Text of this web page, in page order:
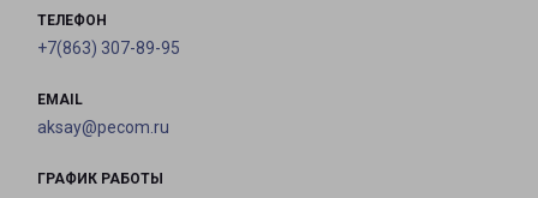
ТЕЛЕФОН
+7(863) 307-89-95
EMAIL
aksay@pecom.ru
ГРАФИК РАБОТЫ